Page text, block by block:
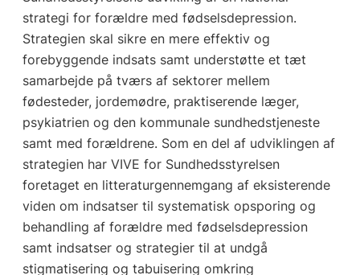
strategi for forældre med fødselsdepression.
Strategien skal sikre en mere effektiv og
forebyggende indsats samt understøtte et tæt
samarbejde på tværs af sektorer mellem
fødesteder, jordemødre, praktiserende læger,
psykiatrien og den kommunale sundhedstjeneste
samt med forældrene. Som en del af udviklingen af
strategien har VIVE for Sundhedsstyrelsen
foretaget en litteraturgennemgang af eksisterende
viden om indsatser til systematisk opsporing og
behandling af forældre med fødselsdepression
samt indsatser og strategier til at undgå
stigmatisering og tabuisering omkring